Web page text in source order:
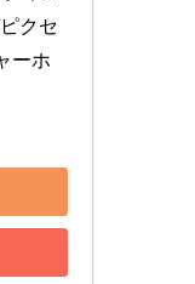
クセ
ーホ